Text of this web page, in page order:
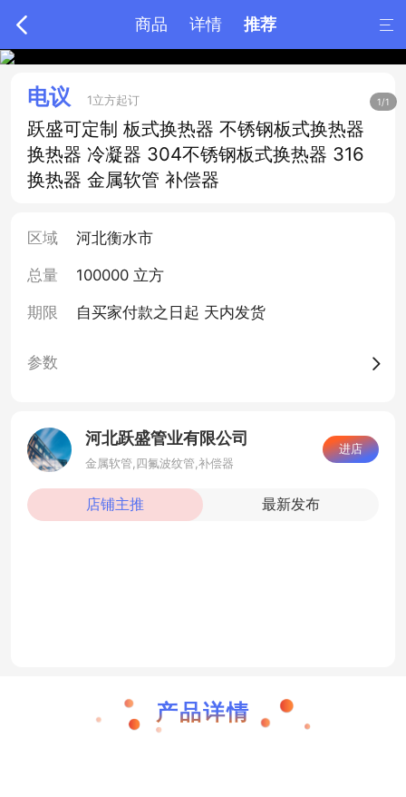
 商品 详情 推荐 
1/1
电议 1立方起订
跃盛可定制 板式换热器 不锈钢板式换热器
换热器 冷凝器 304不锈钢板式换热器 316
换热器 金属软管 补偿器
区域 河北衡水市
总量 100000 立方
期限 自买家付款之日起 天内发货
参数
河北跃盛管业有限公司
金属软管,四氟波纹管,补偿器
进店
店铺主推 最新发布
产品详情